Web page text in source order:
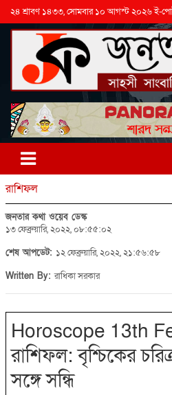
২৪ শ্রাবণ ১৪৩৩, সোমবার ১০ আগস্ট ২০২৬ ই-
রাশিফল
জনতার কথা ওয়েব ডেস্ক
১৩ ফেব্রুয়ারি, ২০২২, ০৮:৫৫:০২
শেষ আপডেট: ১২ ফেব্রুয়ারি, ২০২২, ২১:৫৬:৫৮
Written By:রাধিকা সরকার
Horoscope 13th
রাশিফল: বৃশ্চিকের
সঙ্গে সন্ধি